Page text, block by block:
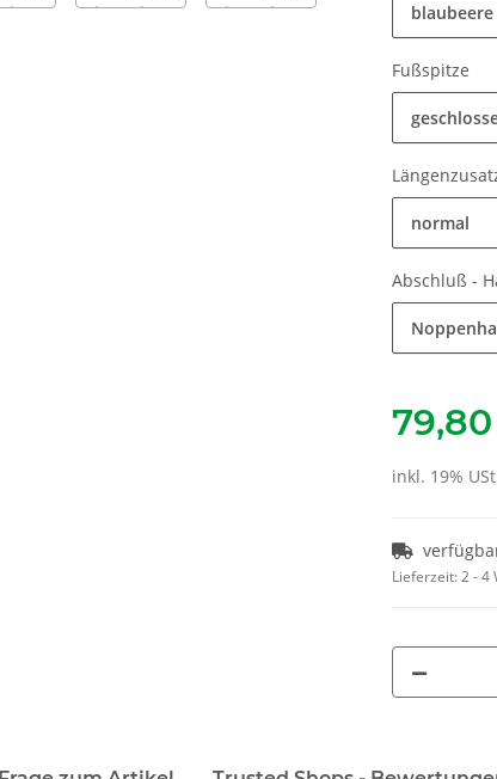
blaubeere
Fußspitze
normal
Abschluß -
inkl. 19%
Lieferzeit:2 - 4